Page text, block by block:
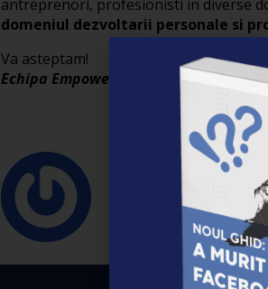
antreprenori, profesionisti in diverse
domeniul dezvoltarii personale si
Va asteptam!
Echipa Empower
Empower
Empower